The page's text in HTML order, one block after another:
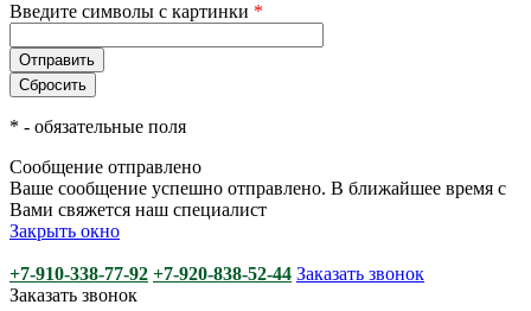
Введите символы с картинки *
* - обязательные поля
Сообщение отправлено
Ваше сообщение успешно отправлено. В ближайшее время с
Вами свяжется наш специалист
Закрыть окно
+7-910-338-77-92 +7-920-838-52-44 Заказать звонок
Заказать звонок